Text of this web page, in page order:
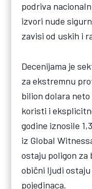
podriva
izvori nude
zavisi od uskih i
Decenijama je
za ekstremnu
bilion dolara
koristi i
godine iznosile
iz Global
ostaju poligon za
obični ljudi
pojedinaca.